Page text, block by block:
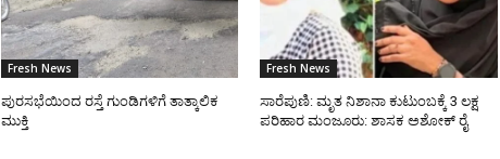
Fresh News
ಪುರಸಭೆಯಿಂದ ರಸ್ತೆ ಗುಂಡಿಗಳಿಗೆ ತಾತ್ಕಾಲಿಕ
ಮುಕ್ತಿ
Fresh News
ಸಾರೆಪುಣಿ: ಮೃತ ನಿಶಾನಾ ಕುಟುಂಬಕ್ಕೆ 3 ಲಕ್ಷ
ಪರಿಹಾರ ಮಂಜೂರು: ಶಾಸಕ ಅಶೋಕ್ ರೈ